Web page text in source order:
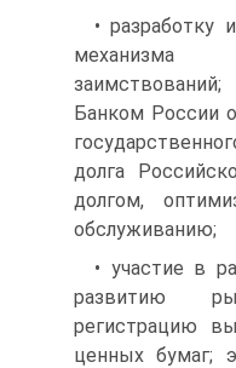
• разработку
механизма
Банком России
долга
долгом,
обслуживанию;
• участие в
развитию
регистрацию
ценных бумаг;